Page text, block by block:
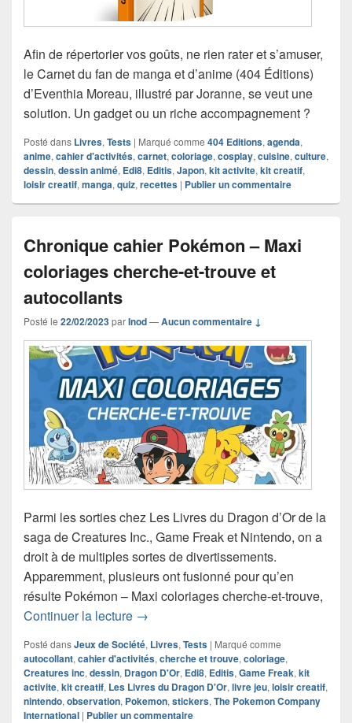
Afin de répertorier vos goûts, ne rien rater et s’amuser,
le Carnet du fan de manga et d’anime (404 Éditions)
d’Eventhia Moreau, illustré par Joranne, se veut une
solution. Un gadget ou un riche accompagnement ?
Posté dans Livres,Tests | Marqué comme 404 Editions,agenda,
anime,cahier d'activités,carnet,coloriage,cosplay,cuisine,culture,
dessin,dessin animé, Edi8, Editis,Japon,kit activite,kit creatif,
loisir creatif,manga,quiz,recettes | Publier un commentaire
Chronique cahier Pokémon – Maxi
coloriages cherche-et-trouve et
autocollants
Posté le 22/02/2023parInod—Aucun commentaire ↓
Parmi les sorties chez Les Livres du Dragon d’Or de la
saga de Creatures Inc., Game Freak et Nintendo, on a
droit à de multiples sortes de divertissements.
Apparemment, plusieurs ont fusionné pour qu’en
résulte Pokémon – Maxi coloriages cherche-et-trouve,
Continuer la lecture Chronique cahier Pokémon – Maxi
→
Posté dansJeux de Société, Livres, Tests | Marqué comme
autocollant, cahier d'activités, cherche et trouve, coloriage,
Creatures inc, dessin, Dragon D'Or, Edi8, Editis, Game Freak, kit
activite, kit creatif, Les Livres du Dragon D'Or, livre jeu, loisir creatif,
nintendo, observation, Pokemon, stickers, The Pokemon Company
International | Publier un commentaire